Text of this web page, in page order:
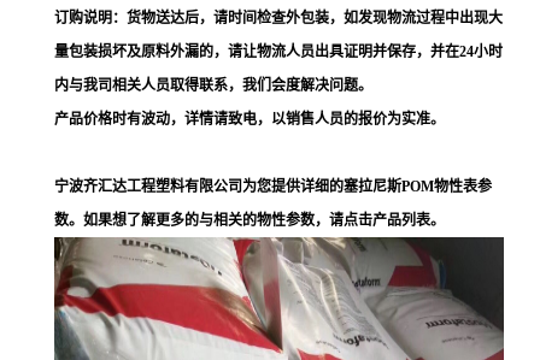
订购说明：货物送达后，请时间检查外包装，如发现物流过程中出现大
量包装损坏及原料外漏的，请让物流人员出具证明并保存，并在24小时
内与我司相关人员取得联系，我们会度解决问题。
产品价格时有波动，详情请致电，以销售人员的报价为实准。
宁波齐汇达工程塑料有限公司为您提供详细的塞拉尼斯POM物性表参
数。如果想了解更多的与相关的物性参数，请点击产品列表。